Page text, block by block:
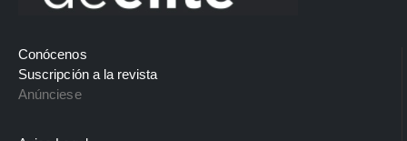
Conócenos
Suscripción a la revista
Anúnciese